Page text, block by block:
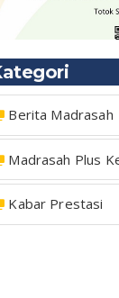
Berita Madrasah
Madrasah Plus
Kabar Prestasi